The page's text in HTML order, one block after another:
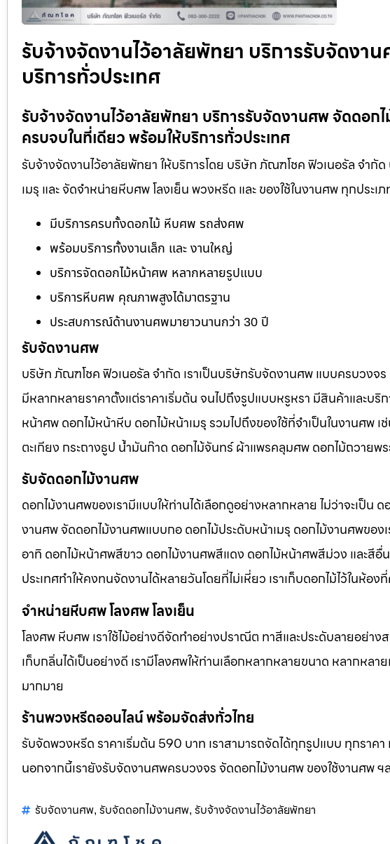
รับจ้างจัดงานไว้อาลัยพัทยา บริการรับจัดงา
บริการทั่วประเทศ
รับจ้างจัดงานไว้อาลัยพัทยา บริการรับจัดงานศพ จัดดอก
ครบจบในที่เดียว พร้อมให้บริการทั่วประเทศ
รับจ้างจัดงานไว้อาลัยพัทยา ให้บริการโดย บริษัท ภัณฑโชค ฟิวเนอรัล จำ
เมรุ และ จัดจำหน่ายหีบศพ โลงเย็น พวงหรีด และ ของใช้ในงานศพ ทุกประ
มีบริการครบทั้งดอกไม้ หีบศพ รถส่งศพ
พร้อมบริการทั้งงานเล็ก และ งานใหญ่
บริการจัดดอกไม้หน้าศพ หลากหลายรูปแบบ
บริการหีบศพ คุณภาพสูงได้มาตรฐาน
ประสบการณ์ด้านงานศพมายาวนานกว่า 30 ปี
รับจัดงานศพ
บริษัท ภัณฑโชค ฟิวเนอรัล จำกัด เราเป็นบริษัทรับจัดงานศพ แบบครบวงจ
มีหลากหลายราคาตั้งแต่ราคาเริ่มต้น จนไปถึงรูปแบบหรูหรา มีสินค้าและบ
หน้าศพ ดอกไม้หน้าหีบ ดอกไม้หน้าเมรุ รวมไปถึงของใช้ที่จำเป็นในงาน
ตะเกียง กระถางธูป น้ำมันก๊าด ดอกไม้จันทร์ ผ้าแพรคลุมศพ ดอกไม้ถวายพ
รับจัดดอกไม้งานศพ
ดอกไม้งานศพของเรามีแบบให้ท่านได้เลือกดูอย่างหลากหลาย ไม่ว่าจะเ
งานศพ จัดดอกไม้งานศพแบบกอ ดอกไม้ประดับหน้าเมรุ ดอกไม้งานศพของ
อาทิ ดอกไม้หน้าศพสีขาว ดอกไม้งานศพสีแดง ดอกไม้หน้าศพสีม่วง และสีอื่
ประเทศทำให้คงทนจัดงานได้หลายวันโดยที่ไม่เหี่ยว เราเก็บดอกไม้ไว้ใน
จำหน่ายหีบศพ โลงศพ โลงเย็น
โลงศพ หีบศพ เราใช้ไม้อย่างดีจัดทำอย่างปราณีต ทาสีและประดับลายอย่า
เก็บกลิ่นได้เป็นอย่างดี เรามีโลงศพให้ท่านเลือกหลากหลายขนาด หลากห
มากมาย
ร้านพวงหรีดออนไลน์ พร้อมจัดส่งทั่วไทย
รับจัดพวงหรีด ราคาเริ่มต้น 590 บาท เราสามารถจัดได้ทุกรูปแบบ ทุกรา
นอกจากนี้เรายังรับจัดงานศพครบวงจร จัดดอกไม้งานศพ ของใช้งานศพ ฯ
รับจัดงานศพ, รับจัดดอกไม้งานศพ, รับจ้างจัดงานไว้อาลัยพัทยา